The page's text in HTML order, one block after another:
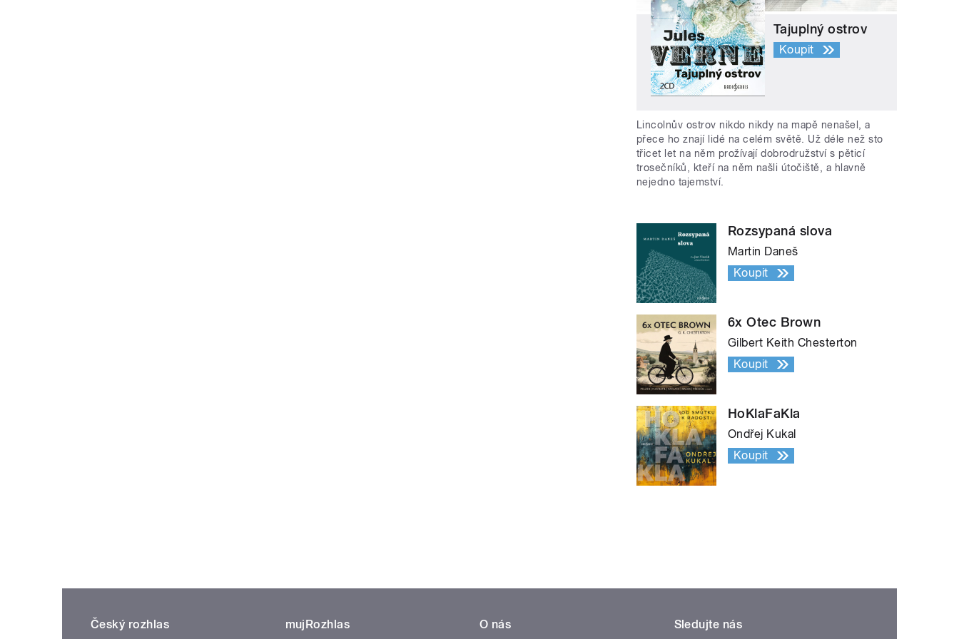
Tajuplný ostrov
Koupit
Lincolnův ostrov nikdo nikdy na mapě nenašel, a
přece ho znají lidé na celém světě. Už déle než sto
třicet let na něm prožívají dobrodružství s pěticí
trosečníků, kteří na něm našli útočiště, a hlavně
nejedno tajemství.
Rozsypaná slova
Martin Daneš
Koupit
6x Otec Brown
Gilbert Keith Chesterton
Koupit
HoKlaFaKla
Ondřej Kukal
Koupit
Český rozhlas mujRozhlas O nás Sledujte nás